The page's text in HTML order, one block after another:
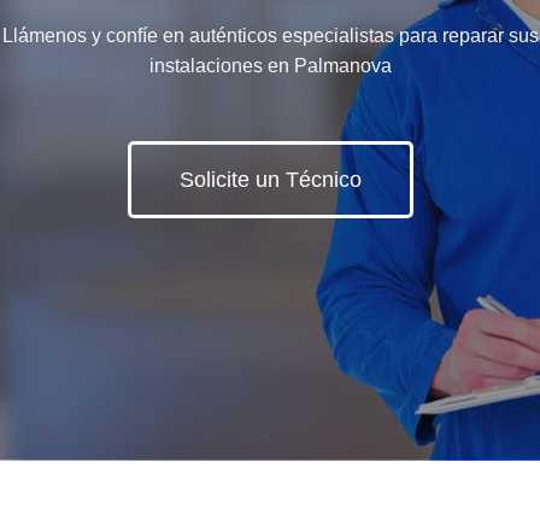
Llámenos y confíe en auténticos especialistas para reparar sus
instalaciones en Palmanova
Solicite un Técnico